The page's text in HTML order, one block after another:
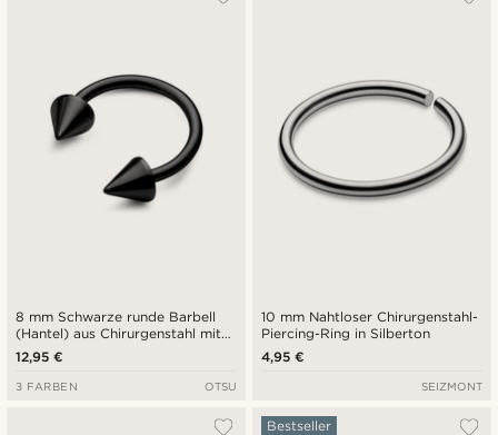
8 mm Schwarze runde Barbell
(Hantel) aus Chirurgenstahl mit
Stacheln
12,95 €
3 FARBEN OTSU
10 mm Nahtloser Chirurgenstahl-
Piercing-Ring in Silberton
4,95 €
SEIZMONT
Bestseller